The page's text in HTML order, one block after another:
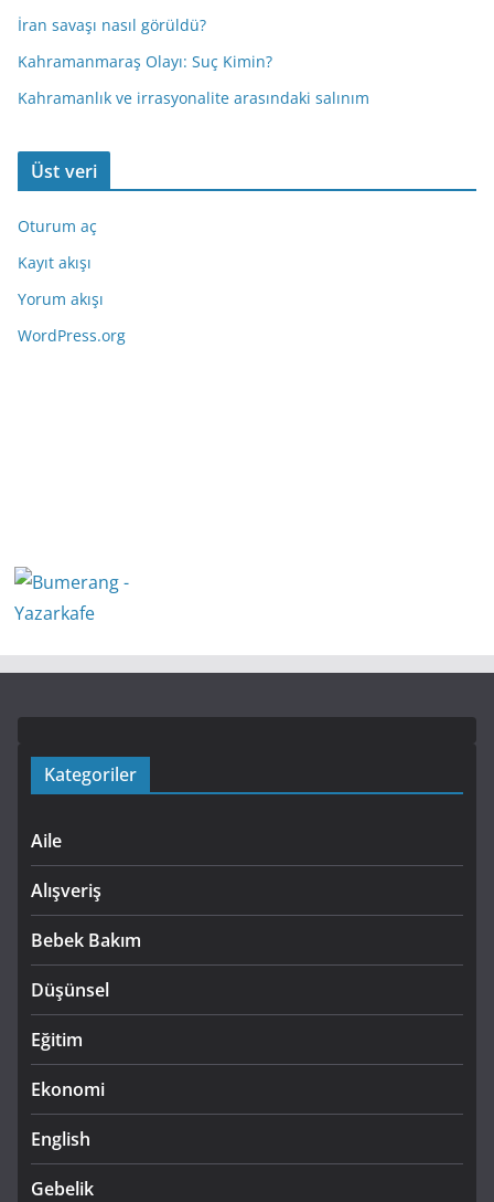
İran savaşı nasıl görüldü?
Kahramanmaraş Olayı: Suç Kimin?
Kahramanlık ve irrasyonalite arasındaki salınım
Üst veri
Oturum aç
Kayıt akışı
Yorum akışı
WordPress.org
Kategoriler
Aile
Alışveriş
Bebek Bakım
Düşünsel
Eğitim
Ekonomi
English
Gebelik